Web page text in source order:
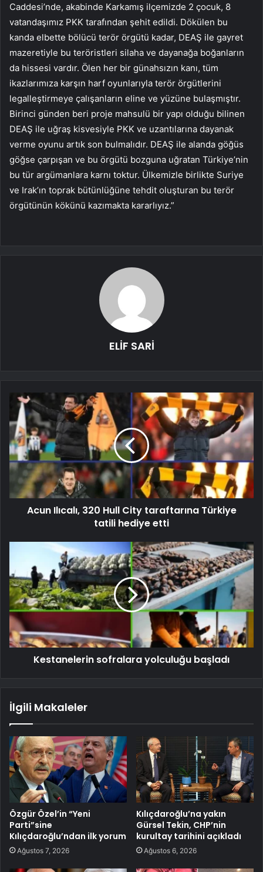
Caddesi’nde, akabinde Karkamış ilçemizde 2 çocuk, 8
vatandaşımız PKK tarafından şehit edildi. Dökülen bu
kanda elbette bölücü terör örgütü kadar, DEAŞ ile gayret
mazeretiyle bu teröristleri silaha ve dayanağa boğanların
da hissesi vardır. Ölen her bir günahsızın kanı, tüm
ikazlarımıza karşın harf oyunlarıyla terör örgütlerini
legalleştirmeye çalışanların eline ve yüzüne bulaşmıştır.
Birinci günden beri proje mahsulü bir yapı olduğu bilinen
DEAŞ ile uğraş kisvesiyle PKK ve uzantılarına dayanak
verme oyunu artık son bulmalıdır. DEAŞ ile alanda göğüs
göğse çarpışan ve bu örgütü bozguna uğratan Türkiye’nin
bu tür argümanlara karnı toktur. Ülkemizle birlikte Suriye
ve Irak’ın toprak bütünlüğüne tehdit oluşturan bu terör
örgütünün kökünü kazımakta kararlıyız.”
ELİF SARİ
Acun Ilıcalı, 320 Hull City taraftarına Türkiye
tatili hediye etti
Kestanelerin sofralara yolculuğu başladı
İlgili Makaleler
Özgür Özel’in “Yeni
Parti”sine
Kılıçdaroğlu’ndan ilk yorum
Ağustos 7, 2026
Kılıçdaroğlu’na yakın
Gürsel Tekin, CHP’nin
kurultay tarihini açıkladı
Ağustos 6, 2026